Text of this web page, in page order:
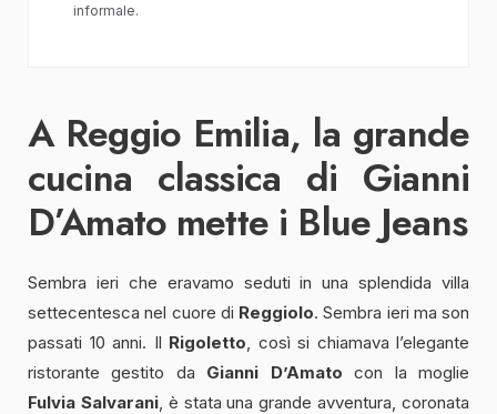
informale.
A Reggio Emilia, la grande
cucina classica di Gianni
D’Amato mette i Blue Jeans
Sembra ieri che eravamo seduti in una splendida villa
settecentesca nel cuore di Reggiolo. Sembra ieri ma son
passati 10 anni. Il Rigoletto , così si chiamava l’elegante
ristorante gestito da Gianni D’Amato con la moglie
Fulvia Salvarani, è stata una grande avventura, coronata